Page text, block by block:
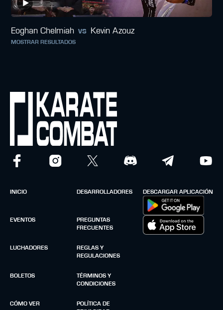
Eoghan Chelmiah vs Kevin Azouz
MOSTRAR RESULTADOS
INICIO
EVENTOS
LUCHADORES
BOLETOS
CÓMO VER
DESARROLLADORES
PREGUNTAS
FRECUENTES
REGLAS Y
REGULACIONES
TÉRMINOS Y
CONDICIONES
POLÍTICA DE
DESCARGAR APLICACIÓN